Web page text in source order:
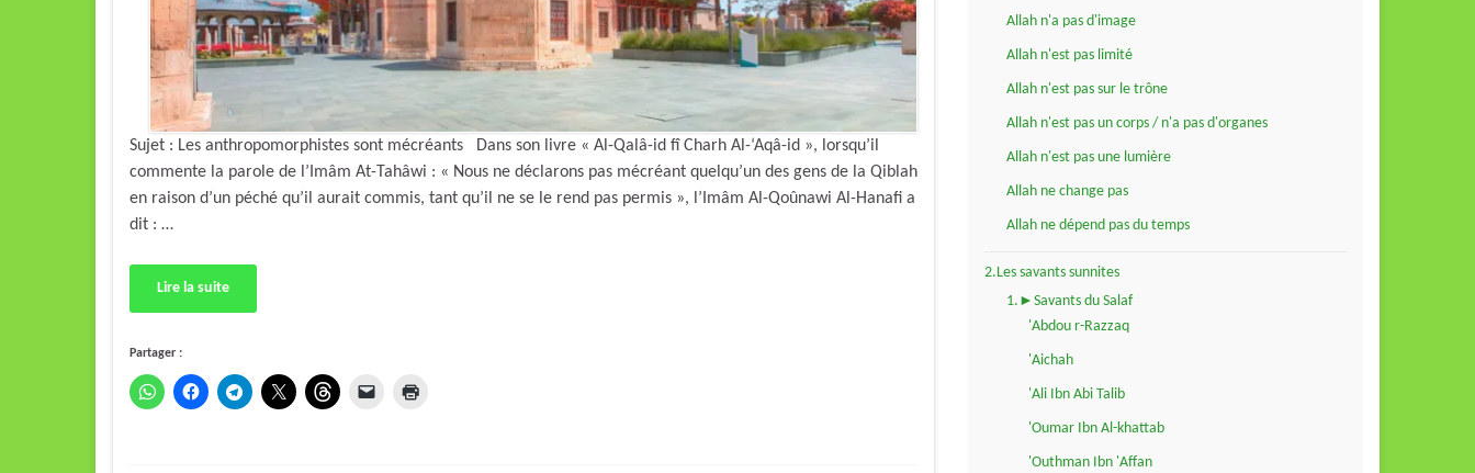
Sujet : Les anthropomorphistes sont mécréants Dans son livre « Al-Qalâ-id fî Charh Al-‘Aqâ-id », lorsqu’il
commente la parole de l’Imâm At-Tahâwi : « Nous ne déclarons pas mécréant quelqu’un des gens de la Qiblah
en raison d’un péché qu’il aurait commis, tant qu’il ne se le rend pas permis », l’Imâm Al-Qoûnawi Al-Hanafi a
dit : …
Lire la suite
Partager :
Allah n'a pas d'image
Allah n'est pas limité
Allah n'est pas sur le trône
Allah n'est pas un corps / n'a pas d'organes
Allah n'est pas une lumière
Allah ne change pas
Allah ne dépend pas du temps
2.Les savants sunnites
1.►Savants du Salaf
'Abdou r-Razzaq
'Aichah
'Ali Ibn Abi Talib
'Oumar Ibn Al-khattab
'Outhman Ibn 'Affan